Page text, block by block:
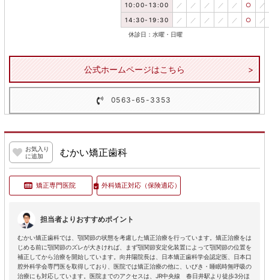
10:00-13:00 ／ ／ ／ ／ ／ ○ ／
14:30-19:30 ／ ／ ／ ／ ／ ○ ／
休診日：水曜・日曜
公式ホームページはこちら
0563-65-3353
お気入り
に追加
むかい矯正歯科
矯正専門医院 外科矯正対応（保険適応）
担当者よりおすすめポイント
むかい矯正歯科では、顎関節の状態を考慮した矯正治療を行っています。矯正治療をは
じめる前に顎関節のズレが大きければ、まず顎関節安定化装置によって顎関節の位置を
補正してから治療を開始しています。向井陽院長は、日本矯正歯科学会認定医、日本口
腔外科学会専門医を取得しており、医院では矯正治療の他に、いびき・睡眠時無呼吸の
治療にも対応しています。医院までのアクセスは、JR中央線 春日井駅より徒歩3分ほ